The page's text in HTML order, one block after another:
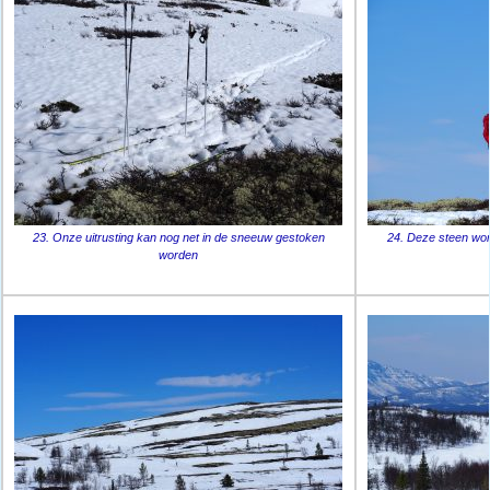
23. Onze uitrusting kan nog net in de sneeuw gestoken
worden
24. Deze steen